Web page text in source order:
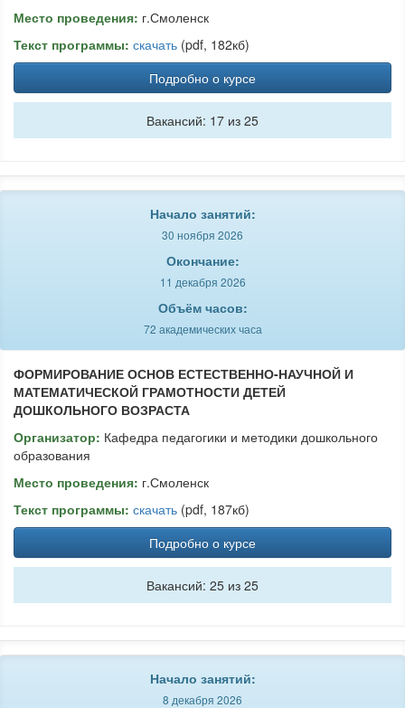
Место проведения: г.Смоленск
Текст программы: скачать (pdf, 182кб)
Подробно о курсе
Вакансий: 17 из 25
Начало занятий:
30 ноября 2026
Окончание:
11 декабря 2026
Объём часов:
72 академических часа
ФОРМИРОВАНИЕ ОСНОВ ЕСТЕСТВЕННО-НАУЧНОЙ И
МАТЕМАТИЧЕСКОЙ ГРАМОТНОСТИ ДЕТЕЙ
ДОШКОЛЬНОГО ВОЗРАСТА
Организатор: Кафедра педагогики и методики дошкольного
образования
Место проведения: г.Смоленск
Текст программы: скачать (pdf, 187кб)
Подробно о курсе
Вакансий: 25 из 25
Начало занятий:
8 декабря 2026